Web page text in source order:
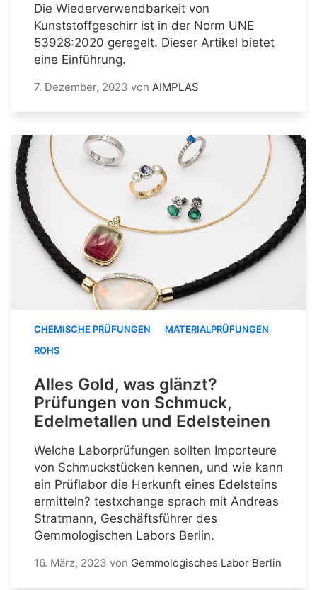
Die Wiederverwendbarkeit von
Kunststoffgeschirr ist in der Norm UNE
53928:2020 geregelt. Dieser Artikel bietet
eine Einführung.
7. Dezember, 2023 von AIMPLAS
CHEMISCHE PRÜFUNGEN
MATERIALPRÜFUNGEN
ROHS
Alles Gold, was glänzt?
Prüfungen von Schmuck,
Edelmetallen und Edelsteinen
Welche Laborprüfungen sollten Importeure
von Schmuckstücken kennen, und wie kann
ein Prüflabor die Herkunft eines Edelsteins
ermitteln? testxchange sprach mit Andreas
Stratmann, Geschäftsführer des
Gemmologischen Labors Berlin.
16. März, 2023 von Gemmologisches Labor Berlin